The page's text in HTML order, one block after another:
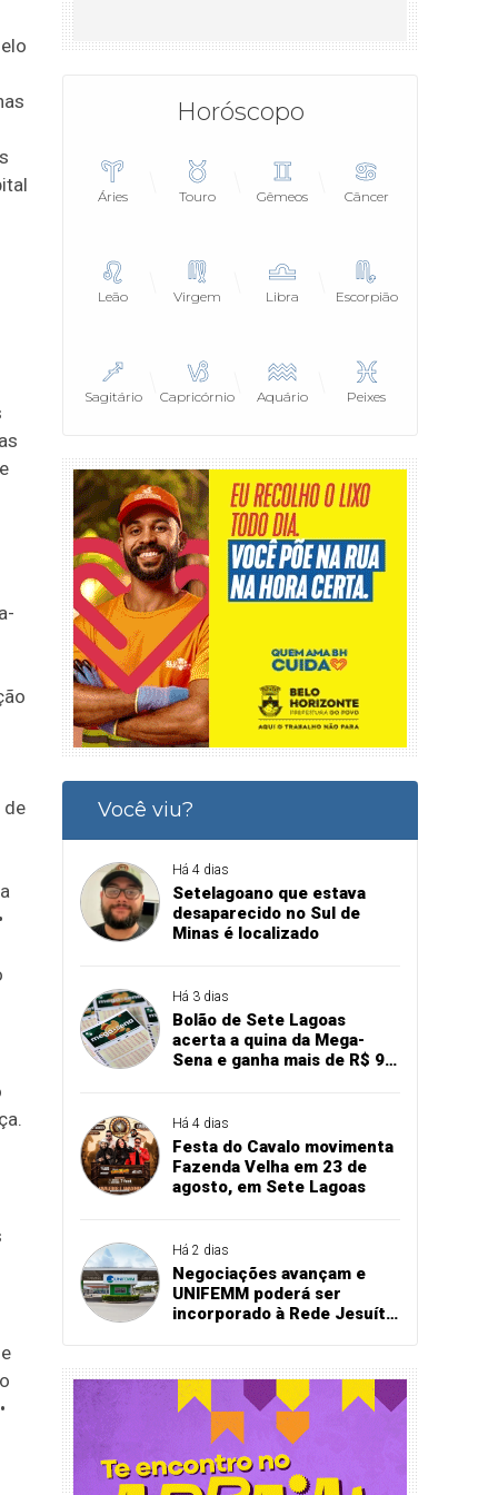
de
Horóscopo
Áries Touro Gêmeos Câncer
Leão Virgem Libra Escorpião
Sagitário Capricórnio Aquário Peixes
Você viu?
Há 4 dias
Setelagoano que estava
desaparecido no Sul de
Minas é localizado
Há 3 dias
Bolão de Sete Lagoas
acerta a quina da Mega-
Sena e ganha mais de R$ 94
Há 4 dias
Festa do Cavalo movimenta
Fazenda Velha em 23 de
agosto, em Sete Lagoas
Há 2 dias
Negociações avançam e
UNIFEMM poderá ser
incorporado à Rede Jesuíta